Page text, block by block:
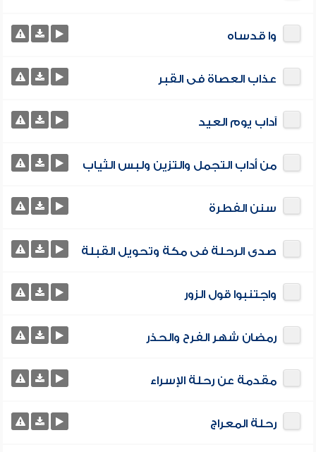
وا قدساه
عذاب العصاة فى القبر
آداب يوم العيد
من أداب التجمل والتزين ولبس الثياب
سنن الفطرة
صدى الرحلة فى مكة وتحويل القبلة
واجتنبوا قول الزور
رمضان شهر الفرح والحذر
مقدمة عن رحلة الإسراء
رحلة المعراج